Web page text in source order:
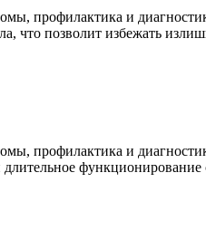
что позволит избежать
длительное функционирование